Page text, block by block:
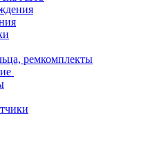
ремкомплекты